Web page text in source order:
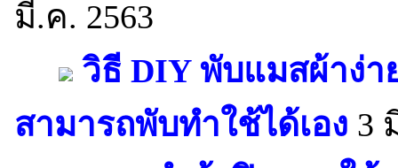
มี.ค. 2563
วิธี DIY พับแมสผ้าง่
สามารถพับทำใช้ได้เอง 3